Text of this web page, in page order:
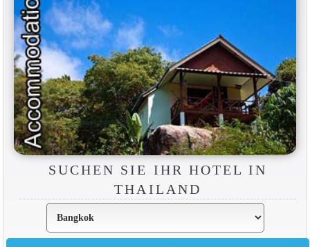
SUCHEN SIE IHR HOTEL IN
THAILAND